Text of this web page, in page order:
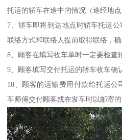
托运的轿车在途中的情况（途经地
7、轿车即将到达地点时轿车托运
联络方式和联络人提前取得联络，
8、顾客在填写收车单时一定要检查
9、顾客填写交付托运的轿车收车确
10、顾客的运输费用付款给托运公
车师傅交付顾客或在发车时以邮寄